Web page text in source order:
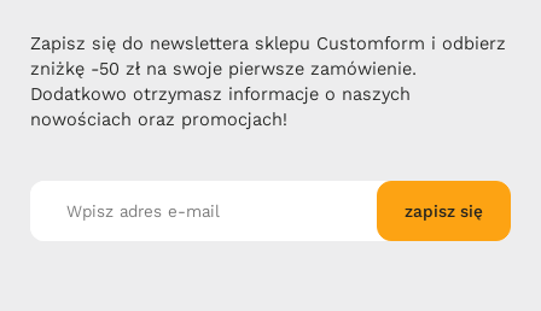
Zapisz się do newslettera sklepu Customform i odbierz
zniżkę -50 zł na swoje pierwsze zamówienie.
Dodatkowo otrzymasz informacje o naszych
nowościach oraz promocjach!
zapisz się